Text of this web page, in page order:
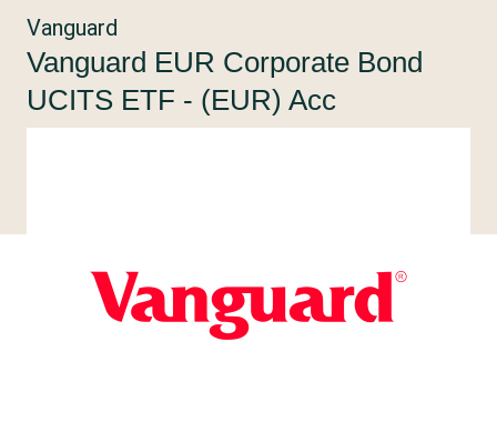
Vanguard
Vanguard EUR Corporate Bond
UCITS ETF - (EUR) Acc